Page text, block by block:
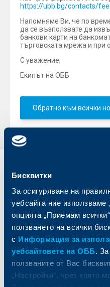
Бисквитки
За осигуряване на
уебсайта ние използваме
опцията „Приемам
ползването на всички
с Информация за
уебсайтовете на ОББ.
ползваните от Вас
„Настройки“, чрез която
https://ubb.bg/contacts/
Напомняме Ви, че по
да се възползвате да
банкови карти на
търговската мрежа и при
С уважение,
Екипът на ОББ
Обратно към всички
Индивидуални
Карти
Сметки и плащания
Кредити
Спестявания и инвестиции
Частно банкиране
Застраховки
Актуализация на клиентски данни